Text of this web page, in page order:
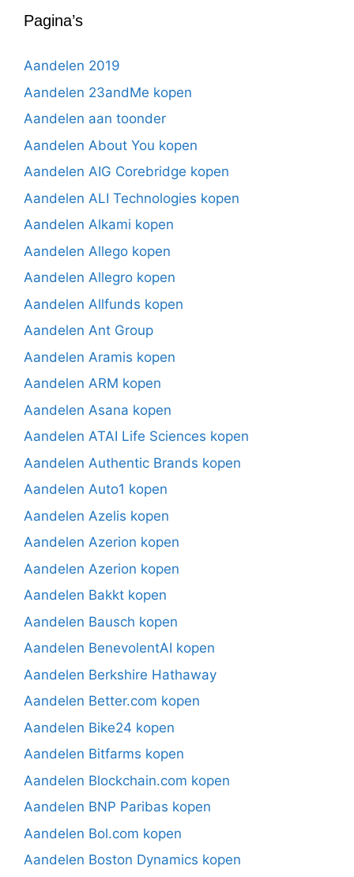
Pagina’s
Aandelen 2019
Aandelen 23andMe kopen
Aandelen aan toonder
Aandelen About You kopen
Aandelen AIG Corebridge kopen
Aandelen ALI Technologies kopen
Aandelen Alkami kopen
Aandelen Allego kopen
Aandelen Allegro kopen
Aandelen Allfunds kopen
Aandelen Ant Group
Aandelen Aramis kopen
Aandelen ARM kopen
Aandelen Asana kopen
Aandelen ATAI Life Sciences kopen
Aandelen Authentic Brands kopen
Aandelen Auto1 kopen
Aandelen Azelis kopen
Aandelen Azerion kopen
Aandelen Azerion kopen
Aandelen Bakkt kopen
Aandelen Bausch kopen
Aandelen BenevolentAI kopen
Aandelen Berkshire Hathaway
Aandelen Better.com kopen
Aandelen Bike24 kopen
Aandelen Bitfarms kopen
Aandelen Blockchain.com kopen
Aandelen BNP Paribas kopen
Aandelen Bol.com kopen
Aandelen Boston Dynamics kopen